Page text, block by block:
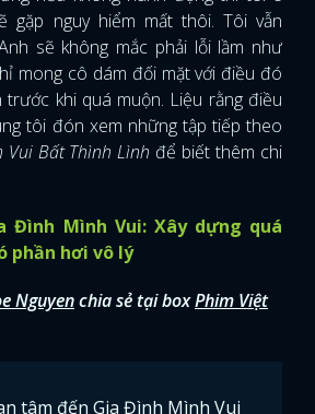
gặp nguy hiểm mất thôi. Tôi vẫn
sẽ không mắc phải lỗi lầm như
mong cô dám đối mặt với điều đó
khi quá muộn. Liệu rằng điều
tôi đón xem những tập tiếp theo
Bất Thình Lình để biết thêm chi
Đình Mình Vui: Xây dựng quá
phần hơi vô lý
Nguyenchia sẻ tại boxPhim Việt
tâm đến Gia Đình Mình Vui